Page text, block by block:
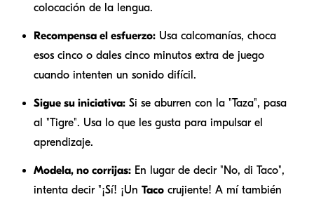
colocación de la lengua.
Recompensa el esfuerzo: Usa calcomanías, choca
esos cinco o dales cinco minutos extra de juego
cuando intenten un sonido difícil.
Sigue su iniciativa: Si se aburren con la "Taza", pasa
al "Tigre". Usa lo que les gusta para impulsar el
aprendizaje.
Modela, no corrijas: En lugar de decir "No, di Taco",
intenta decir "¡Sí! ¡Un Taco crujiente! A mí también